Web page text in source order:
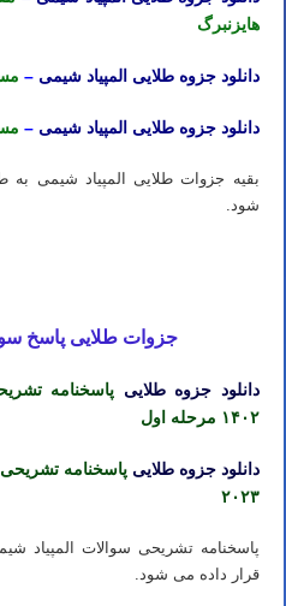
هایزنبرگ
دانلود جزوه طلایی المپیاد شیمی –
دانلود جزوه طلایی المپیاد شیمی –
بقیه جزوات طلایی المپیاد شیمی
شود.
جزوات طلایی پاسخ
دانلود جزوه طلایی پاسخنامه
۱۴۰۲ مرحله اول
دانلود جزوه طلایی پاسخنامه تشریحی
۲۰۲۳
قرار داده می شود.